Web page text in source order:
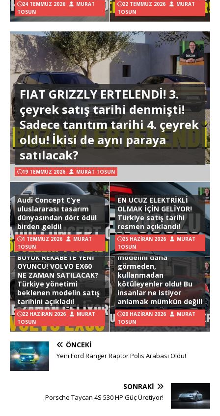
24 TEMMUZ 2026
MURAT
TOSUN
22 TEMMUZ 2026
MURAT
TOSUN
FIAT GRIZZLY ERTELENDİ! 3.
çeyrek satış tarihi denmişti!
Sadece tanıtım tarihi 4. çeyrek
oldu! İkisi de aynı paraya
satılacak?
19 TEMMUZ 2026 MURAT TOSUN
Audi Concept C’ye
uluslararası tasarım
dünyasından dört ödül
birden geldi!
1 TEMMUZ 2026
MURAT
TOSUN
EN UCUZ ELEKTRİKLİ
OLMAK İÇİN GELİYOR!
Türkiye satış tarihi
resmen açıklandı!
25 HAZIRAN 2026
MURAT
TOSUN
BÜYÜK REKABETE YENİ
OYUNCU! VOLVO EX60
NE ZAMAN SATILACAK?
Türkiye yönetimi
beklenen modelin satış
tarihini açıkladı!
22 HAZIRAN 2026
MURAT
TOSUN
Hyundai Ioniq 3
modelini daha
görmeden,
kullanmadan
kötüleyenler oldu! Bu
insanlar ne istiyor
anlamak mümkün değil!
20 HAZIRAN 2026
MURAT
TOSUN
ÖNCEKI
Yeni Ford Ranger Raptor Polis Arabası Oldu!
SONRAKI
Porsche Taycan 4S 530 HP Güç Üretiyor!